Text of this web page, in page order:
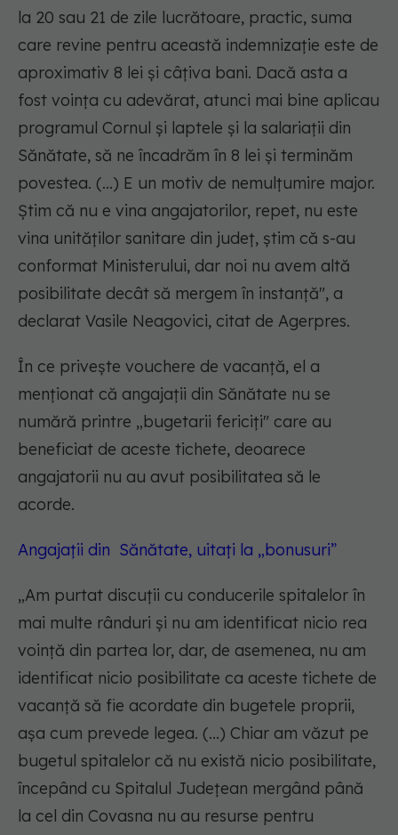
la 20 sau 21 de zile lucrătoare, practic, suma
care revine pentru această indemnizaţie este de
aproximativ 8 lei şi câţiva bani. Dacă asta a
fost voinţa cu adevărat, atunci mai bine aplicau
programul Cornul şi laptele şi la salariaţii din
Sănătate, să ne încadrăm în 8 lei şi terminăm
povestea. (...) E un motiv de nemulţumire major.
Ştim că nu e vina angajatorilor, repet, nu este
vina unităţilor sanitare din judeţ, ştim că s-au
conformat Ministerului, dar noi nu avem altă
posibilitate decât să mergem în instanţă", a
declarat Vasile Neagovici, citat de Agerpres.
În ce priveşte vouchere de vacanţă, el a
menţionat că angajaţii din Sănătate nu se
numără printre „bugetarii fericiţi" care au
beneficiat de aceste tichete, deoarece
angajatorii nu au avut posibilitatea să le
acorde.
Angajații din Sănătate, uitați la „bonusuri”
„Am purtat discuţii cu conducerile spitalelor în
mai multe rânduri şi nu am identificat nicio rea
voinţă din partea lor, dar, de asemenea, nu am
identificat nicio posibilitate ca aceste tichete de
vacanţă să fie acordate din bugetele proprii,
aşa cum prevede legea. (...) Chiar am văzut pe
bugetul spitalelor că nu există nicio posibilitate,
începând cu Spitalul Judeţean mergând până
la cel din Covasna nu au resurse pentru